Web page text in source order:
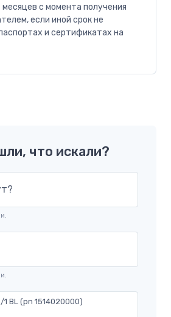
месяцев с момента получения
если иной срок не
и сертификатах на
что искали?